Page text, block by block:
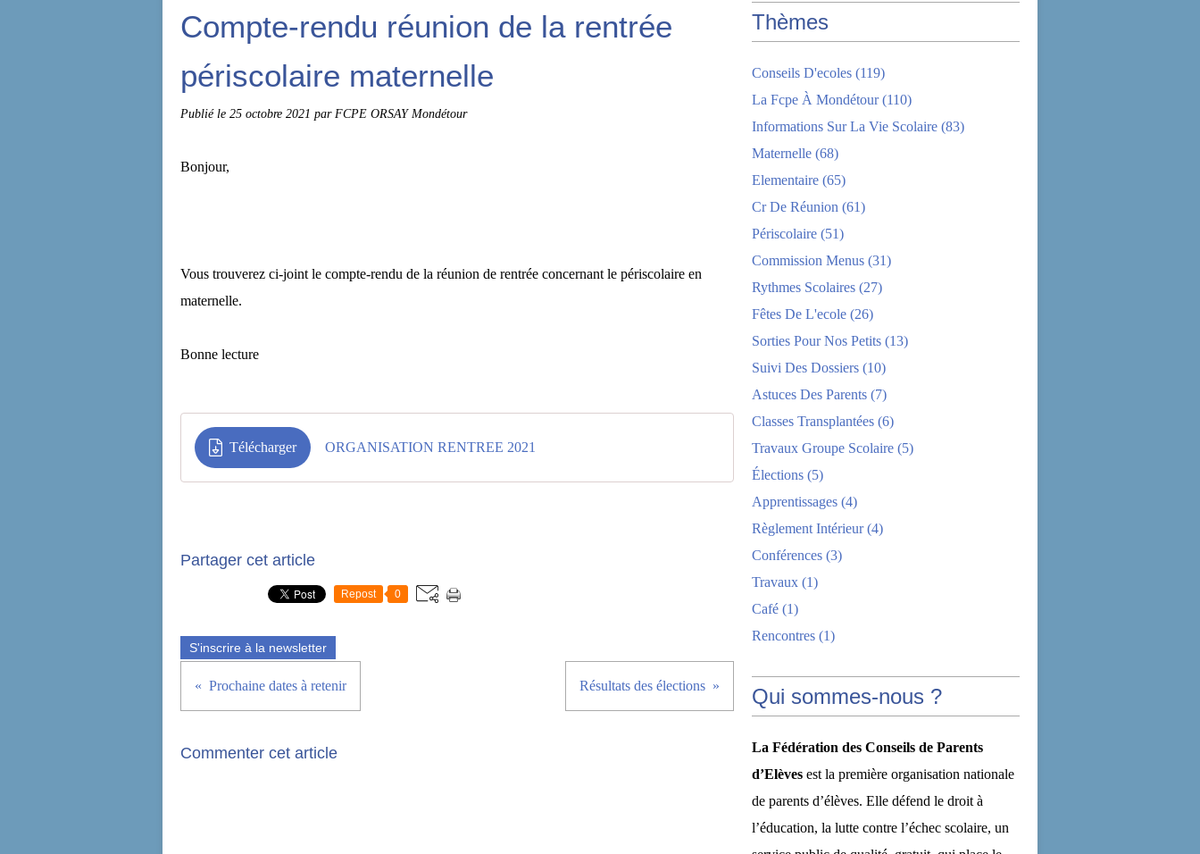
Compte-rendu réunion de la rentrée
périscolaire maternelle
Publié le 25 octobre 2021 par FCPE ORSAY Mondétour
Bonjour,
Vous trouverez ci-joint le compte-rendu de la réunion de rentrée concernant le périscolaire en
maternelle.
Bonne lecture
Télécharger ORGANISATION RENTREE 2021
Partager cet article
Repost 0
S'inscrire à la newsletter
Prochaine dates à retenir Résultats des élections
Commenter cet article
Thèmes
Conseils D'ecoles (119)
La Fcpe À Mondétour(110)
Informations Sur La Vie Scolaire (83)
Maternelle (68)
Elementaire (65)
Cr De Réunion (61)
Périscolaire (51)
Commission Menus (31)
Rythmes Scolaires (27)
Fêtes De L'ecole (26)
Sorties Pour Nos Petits (13)
Suivi Des Dossiers (10)
Astuces Des Parents (7)
Classes Transplantées (6)
Travaux Groupe Scolaire (5)
Élections (5)
Apprentissages (4)
Règlement Intérieur(4)
Conférences (3)
Travaux (1)
Café (1)
Rencontres (1)
Qui sommes-nous ?
La Fédération des Conseils de Parents
d’Elèves est la première organisation nationale
de parents d’élèves. Elle défend le droit à
l’éducation, la lutte contre l’échec scolaire, un